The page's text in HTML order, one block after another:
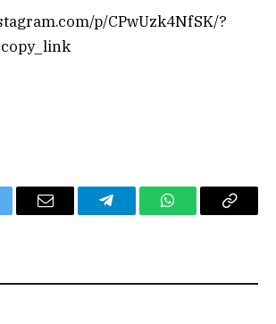
p/CPwUzk4NfSK/?
Email TelegramWhatsAppCopy